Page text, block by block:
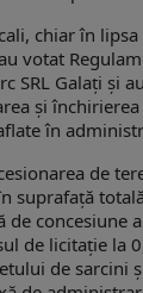
chiar în
votat
SRL Galaţi şi
şi
în
de
suprafaţă
de concesiune
de licitaţie la
de sarcini